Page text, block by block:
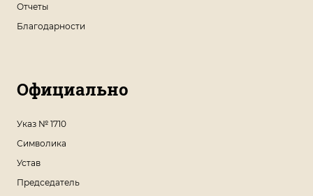
Отчеты
Благодарности
Официально
Указ № 1710
Символика
Устав
Председатель